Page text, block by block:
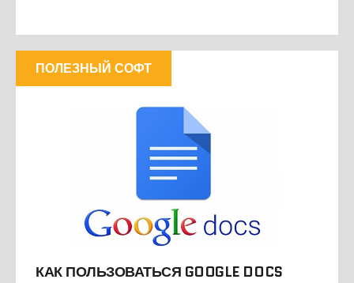
ПОЛЕЗНЫЙ СОФТ
КАК ПОЛЬЗОВАТЬСЯ GOOGLE DOCS